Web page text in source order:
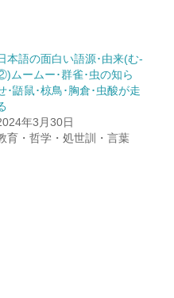
本語の面白い語源･由来(む-
ムームー･群雀･虫の知ら
･鼯鼠･椋鳥･胸倉･虫酸が走
年3月30日
育・哲学・処世訓・言葉